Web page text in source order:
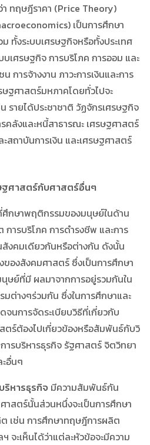
ทฤษฎีราคา (Price Theory)
เป็นการศึกษา
ทั้งระบบเศรษฐกิจหรือทั้งประเทศ
เศรษฐกิจ การบริโภค การออม และ
การจ้างงาน ภาวะการเงินและการ
ษฐศาสตร์มหภาคโดยทั่วไปจะ
รายได้ประชาชาติ วัฏจักรเศรษฐกิจ
รคลังและหนี้สาธารณะ เศรษฐศาสตร์
ะสถาบันการเงิน และเศรษฐศาสตร์
ฐศาสตร์กับศาสตร์อื่นๆ
ษาพฤติกรรมของมนุษย์ในด้าน
การบริโภค การดำรงชีพ และการ
งคมเดียวกันหรือต่างกัน ดังนั้น
ของสังคมศาสตร์ ซึ่งเป็นการศึกษา
ย์ที่มี ผลมาจากการอยู่รวมกันใน
ต่างๆร่วมกัน ซึ่งในการศึกษาและ
นการจัดระเบียบวิธีที่เกี่ยวกับ
ตร์ต้องไปเกี่ยวข้องหรือสัมพันธ์กับวิ
ารบริหารธุรกิจ รัฐศาสตร์ จิตวิทยา
อื่นๆ
ริหารธุรกิจ มีความสัมพันธ์กัน
าสตร์นั้นส่วนหนึ่งจะเป็นการศึกษา
เช่น การศึกษาทฤษฎีการผลิต
จะเห็นได้ว่าแต่ละหัวข้อจะมีความ